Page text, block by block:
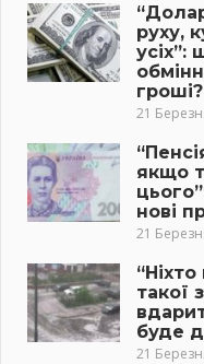
руху,
усіх”:
гроші?
21
якщо
нові
21
такої
буде
21